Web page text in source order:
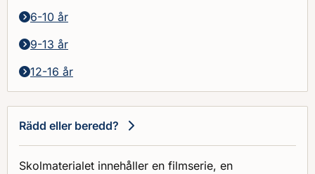
6-10 år
9-13 år
12-16 år
Rädd eller beredd?
Skolmaterialet innehåller en filmserie, en